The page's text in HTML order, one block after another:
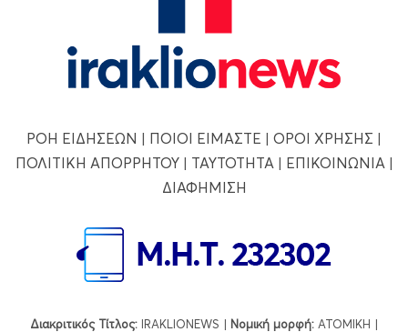
ΡΟΗ ΕΙΔΗΣΕΩΝ | ΠΟΙΟΙ ΕΙΜΑΣΤΕ | ΟΡΟΙ ΧΡΗΣΗΣ |
ΠΟΛΙΤΙΚΗ ΑΠΟΡΡΗΤΟΥ| ΤΑΥΤΟΤΗΤΑ | ΕΠΙΚΟΙΝΩΝΙΑ |
ΔΙΑΦΗΜΙΣΗ
Διακριτικός Τίτλος: IRAKLIONEWS | Νομική μορφή: ΑΤΟΜΙΚΗ |